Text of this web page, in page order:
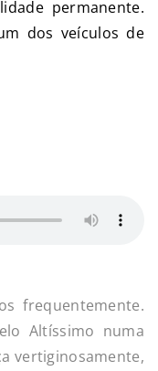
permanente.
dos veículos de
frequentemente.
Altíssimo numa
vertiginosamente,